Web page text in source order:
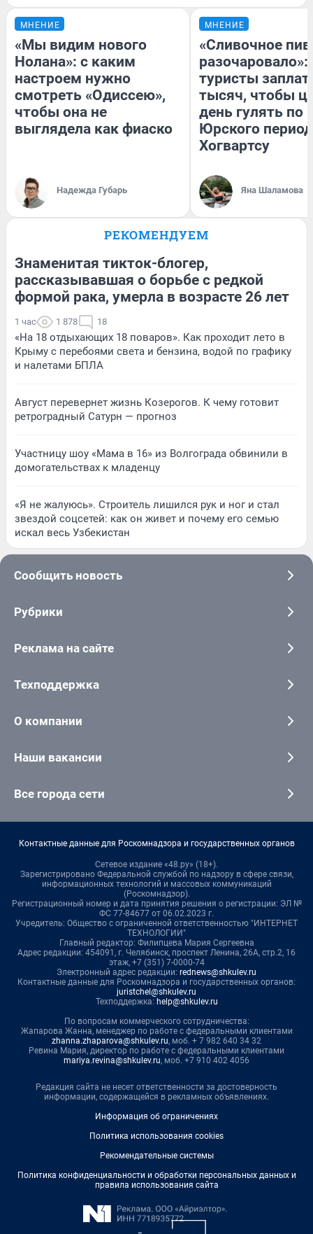
МНЕНИЕ
«Мы видим нового
Нолана»: с каким
настроем нужно
смотреть «Одиссею»,
чтобы она не
выглядела как фиаско
Надежда Губарь
МНЕНИЕ
«Сливочное
разочаровало»:
туристы
тысяч, чтобы
день гулять по
Юрского
Хогвартсу
Яна Шаламова
РЕКОМЕНДУЕМ
Знаменитая тикток-блогер,
рассказывавшая о борьбе с редкой
формой рака, умерла в возрасте 26 лет
1 час 1 878 18
«На 18 отдыхающих 18 поваров». Как проходит лето в
Крыму с перебоями света и бензина, водой по графику
и налетами БПЛА
Август перевернет жизнь Козерогов. К чему готовит
ретроградный Сатурн — прогноз
Участницу шоу «Мама в 16» из Волгограда обвинили в
домогательствах к младенцу
«Я не жалуюсь». Строитель лишился рук и ног и стал
звездой соцсетей: как он живет и почему его семью
искал весь Узбекистан
Сообщить новость
Рубрики
Реклама на сайте
Техподдержка
О компании
Наши вакансии
Все города сети
Контактные данные для Роскомнадзора и государственных органов
Сетевое издание «48.ру» (18+).
Зарегистрировано Федеральной службой по надзору в сфере связи,
информационных технологий и массовых коммуникаций
(Роскомнадзор).
Регистрационный номер и дата принятия решения о регистрации: ЭЛ №
ФС 77-84677 от 06.02.2023 г.
Учредитель: Общество с ограниченной ответственностью "ИНТЕРНЕТ
ТЕХНОЛОГИИ"
Главный редактор: Филипцева Мария Сергеевна
Адрес редакции: 454091, г. Челябинск, проспект Ленина, 26А, стр.2, 16
этаж, +7 (351) 7-0000-74
Электронный адрес редакции: rednews@shkulev.ru
Контактные данные для Роскомнадзора и государственных органов:
juristchel@shkulev.ru
Техподдержка: help@shkulev.ru
По вопросам коммерческого сотрудничества:
Жапарова Жанна, менеджер по работе с федеральными клиентами
zhanna.zhaparova@shkulev.ru, моб. + 7 982 640 34 32
Ревина Мария, директор по работе с федеральными клиентами
mariya.revina@shkulev.ru, моб. +7 910 402 4056
Редакция сайта не несет ответственности за достоверность
информации, содержащейся в рекламных объявлениях.
Информация об ограничениях
Политика использования cookies
Рекомендательные системы
Политика конфиденциальности и обработки персональных данных и
правила использования сайта